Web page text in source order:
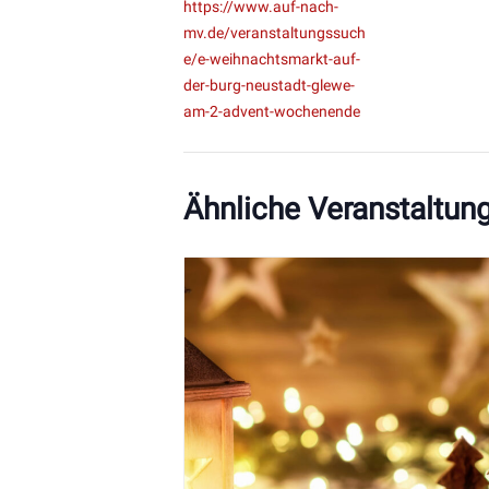
https://www.auf-nach-
mv.de/veranstaltungssuch
e/e-weihnachtsmarkt-auf-
der-burg-neustadt-glewe-
am-2-advent-wochenende
Ähnliche